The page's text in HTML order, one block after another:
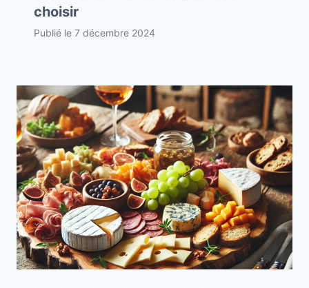
choisir
Publié le 7 décembre 2024